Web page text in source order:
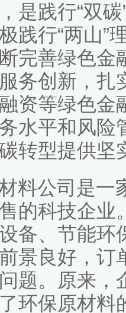
是践行“双
践行“两山”
完善绿色金
务创新，扎
资等绿色金
水平和风险
转型提供坚
料公司是一
的科技企业
备、节能环
景良好，订
题。原来，
环保原材料